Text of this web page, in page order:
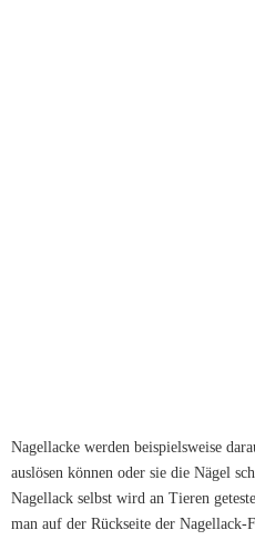
Nagellacke werden beispielsweise
auslösen können oder sie die Nägel
Nagellack selbst wird an Tieren
man auf der Rückseite der Nagellack-